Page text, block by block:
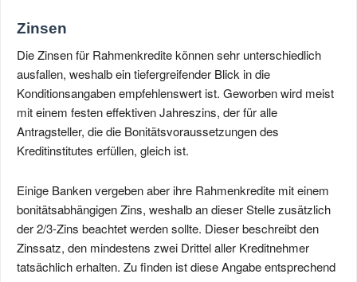
Zinsen
Die Zinsen für Rahmenkredite können sehr unterschiedlich
ausfallen, weshalb ein tiefergreifender Blick in die
Konditionsangaben empfehlenswert ist. Geworben wird meist
mit einem festen effektiven Jahreszins, der für alle
Antragsteller, die die Bonitätsvoraussetzungen des
Kreditinstitutes erfüllen, gleich ist.
Einige Banken vergeben aber ihre Rahmenkredite mit einem
bonitätsabhängigen Zins, weshalb an dieser Stelle zusätzlich
der 2/3-Zins beachtet werden sollte. Dieser beschreibt den
Zinssatz, den mindestens zwei Drittel aller Kreditnehmer
tatsächlich erhalten. Zu finden ist diese Angabe entsprechend